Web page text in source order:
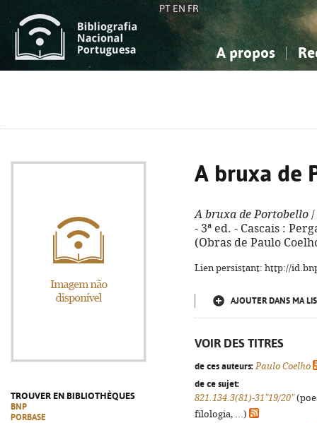
PT EN FR
A propos
TROUVER EN BIBLIOTHÈQUES
BNP
PORBASE
A bruxa de
A bruxa de Portobello /
- 3ª ed. - Cascais :
(Obras de Paulo
Lien persistant: http://
AJOUTER DANS MA
VOIR DES TITRES
de ces auteurs: Paulo Coelho
de ce sujet:
821.134.3(81)-31"19/20"
filologia, ...)